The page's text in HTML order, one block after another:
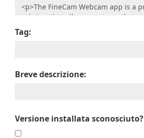
Tag:
Breve descrizione:
Versione installata sconosciuto?